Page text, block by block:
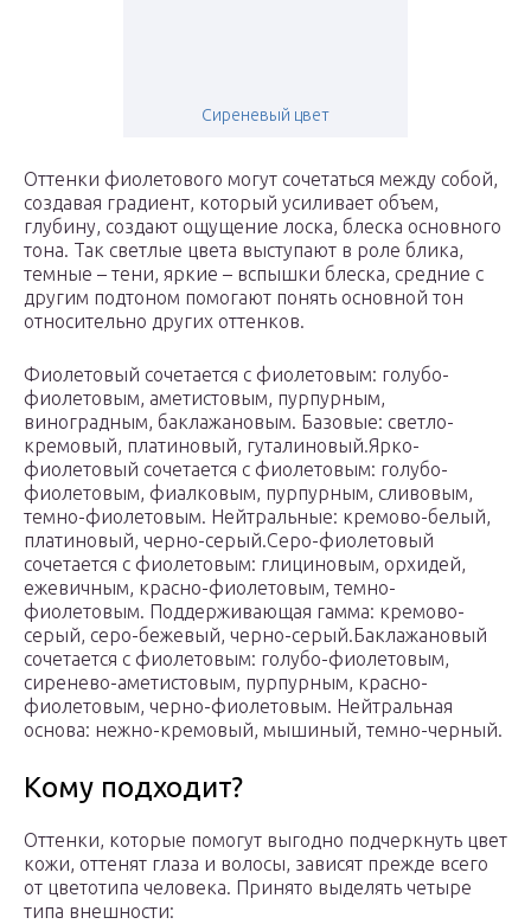
Сиреневый цвет
Оттенки фиолетового могут сочетаться между собой,
создавая градиент, который усиливает объем,
глубину, создают ощущение лоска, блеска основного
тона. Так светлые цвета выступают в роле блика,
темные – тени, яркие – вспышки блеска, средние с
другим подтоном помогают понять основной тон
относительно других оттенков.
Фиолетовый сочетается с фиолетовым: голубо-
фиолетовым, аметистовым, пурпурным,
виноградным, баклажановым. Базовые: светло-
кремовый, платиновый, гуталиновый.Ярко-
фиолетовый сочетается с фиолетовым: голубо-
фиолетовым, фиалковым, пурпурным, сливовым,
темно-фиолетовым. Нейтральные: кремово-белый,
платиновый, черно-серый.Серо-фиолетовый
сочетается с фиолетовым: глициновым, орхидей,
ежевичным, красно-фиолетовым, темно-
фиолетовым. Поддерживающая гамма: кремово-
серый, серо-бежевый, черно-серый.Баклажановый
сочетается с фиолетовым: голубо-фиолетовым,
сиренево-аметистовым, пурпурным, красно-
фиолетовым, черно-фиолетовым. Нейтральная
основа: нежно-кремовый, мышиный, темно-черный.
Кому подходит?
Оттенки, которые помогут выгодно подчеркнуть цвет
кожи, оттенят глаза и волосы, зависят прежде всего
от цветотипа человека. Принято выделять четыре
типа внешности: